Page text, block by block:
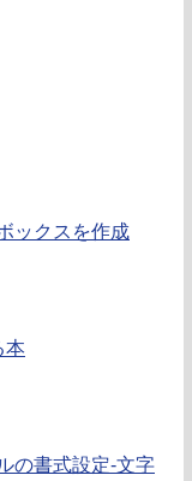
ックスを作成
本
の書式設定-文字